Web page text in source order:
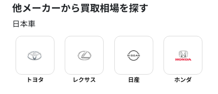
他メーカーから買取相場を探す
日本車
トヨタ レクサス 日産 ホンダ